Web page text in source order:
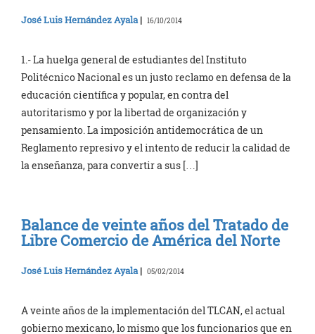
José Luis Hernández Ayala | 16/10/2014
1.- La huelga general de estudiantes del Instituto
Politécnico Nacional es un justo reclamo en defensa de la
educación científica y popular, en contra del
autoritarismo y por la libertad de organización y
pensamiento. La imposición antidemocrática de un
Reglamento represivo y el intento de reducir la calidad de
la enseñanza, para convertir a sus […]
Balance de veinte años del Tratado de
Libre Comercio de América del Norte
José Luis Hernández Ayala | 05/02/2014
A veinte años de la implementación del TLCAN, el actual
gobierno mexicano, lo mismo que los funcionarios que en